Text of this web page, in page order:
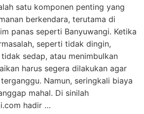
satu komponen penting yang
berkendara, terutama di
panas seperti Banyuwangi. Ketika
seperti tidak dingin,
sedap, atau menimbulkan
harus segera dilakukan agar
Namun, seringkali biaya
mahal. Di sinilah
hadir …